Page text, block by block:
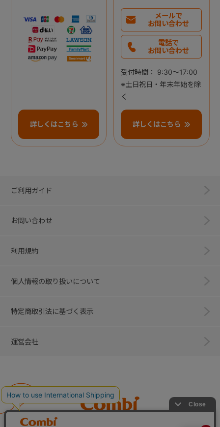
詳しくはこちら
メールで
お問い合わせ
電話で
お問い合わせ
受付時間： 9:30～17:00
※土日祝日・年末年始を除
く
詳しくはこちら
ご利用ガイド
お問い合わせ
利用規約
個人情報の取り扱いについて
特定商取引法に基づく表示
運営会社